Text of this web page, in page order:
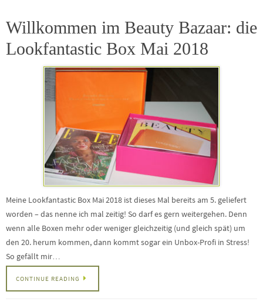
Willkommen im Beauty Bazaar: die
Lookfantastic Box Mai 2018
Meine Lookfantastic Box Mai 2018 ist dieses Mal bereits am 5. geliefert
worden – das nenne ich mal zeitig! So darf es gern weitergehen. Denn
wenn alle Boxen mehr oder weniger gleichzeitig (und gleich spät) um
den 20. herum kommen, dann kommt sogar ein Unbox-Profi in Stress!
So gefällt mir…
CONTINUE READING